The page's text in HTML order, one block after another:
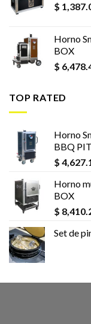
$
Horno
BOX
$
TOP RATED
Horno
BBQ
$
Horno
BOX
$
Set de